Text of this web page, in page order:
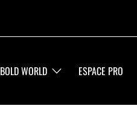
BOLD WORLD ESPACE PRO